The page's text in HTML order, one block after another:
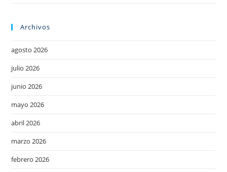
Archivos
agosto 2026
julio 2026
junio 2026
mayo 2026
abril 2026
marzo 2026
febrero 2026